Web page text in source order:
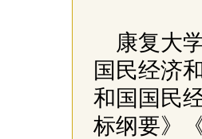
康复大
国民经济
和国国民
标纲要》